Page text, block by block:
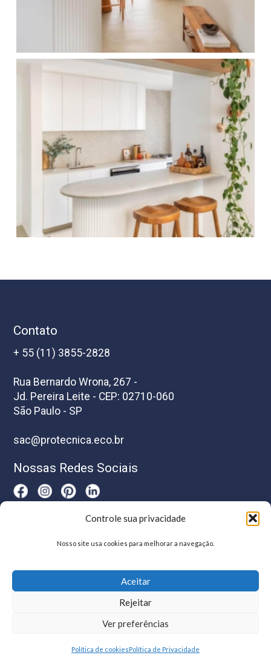
Controle sua privacidade
Nosso site usa cookies para melhorar a navegação.
Aceitar
Rejeitar
Ver preferências
Política de cookiesPolítica de Privacidade
Contato
+ 55 (11) 3855-2828
Rua Bernardo Wrona, 267 -
Jd. Pereira Leite - CEP: 02710-060
São Paulo - SP
sac@protecnica.eco.br
Nossas Redes Sociais
© Protécnica | Desenvolvido por